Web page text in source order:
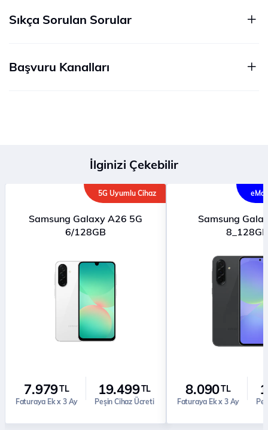
Sıkça Sorulan Sorular
Başvuru Kanalları
İlginizi Çekebilir
5G Uyumlu Cihaz
Samsung Galaxy A26 5G
6/128GB
7.979TL
Faturaya Ek x 3 Ay
19.499TL
Peşin Cihaz Ücreti
Samsung
8_128GB
8.090TL
Faturaya Ek x 3 Ay